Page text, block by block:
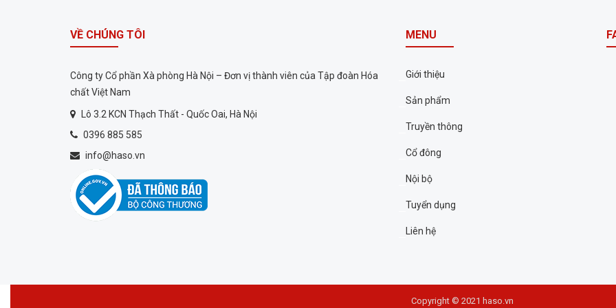
VỀ CHÚNG TÔI
Công ty Cổ phần Xà phòng Hà Nội – Đơn vị thành viên của Tập đoàn Hóa
chất Việt Nam
Lô 3.2 KCN Thạch Thất - Quốc Oai, Hà Nội
0396 885 585
info@haso.vn
MENU
Giới thiệu
Sản phẩm
Truyền thông
Cổ đông
Nội bộ
Tuyển dụng
Liên hệ
Copyright © 2021 haso.vn